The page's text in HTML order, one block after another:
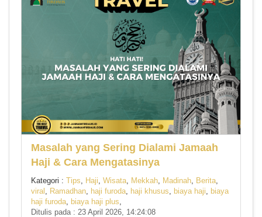
Masalah yang Sering Dialami Jamaah
Haji & Cara Mengatasinya
Kategori : Tips Haji Wisata Mekkah Madinah Berita
viral
Ramadhan haji furoda haji khusus biaya haji
biaya
haji furoda
biaya haji plus
Ditulis pada : 23 April 2026, 14:24:08